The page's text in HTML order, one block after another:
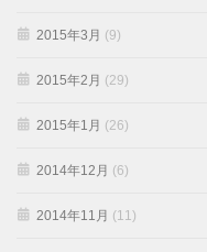
2015年3月 (9)
2015年2月 (29)
2015年1月 (26)
2014年12月 (6)
2014年11月 (11)